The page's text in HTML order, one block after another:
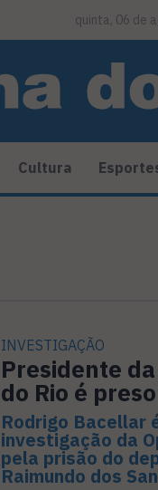
quinta, 06 de
Cultura
INVESTIGAÇÃO
Presidente
do Rio é
Rodrigo Bacellar
investigação da
pela prisão do
Raimundo dos